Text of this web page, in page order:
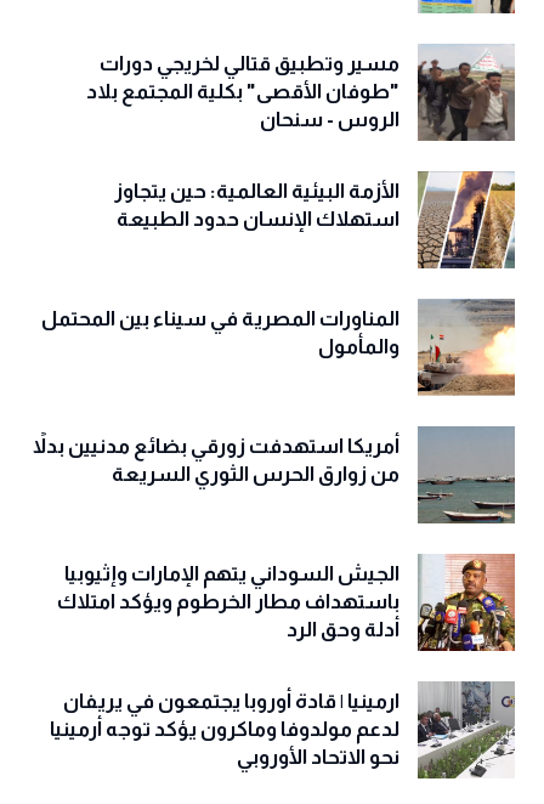
مسير وتطبيق قتالي لخريجي دورات
"طوفان الأقصى" بكلية المجتمع بلاد
الروس - سنحان
الأزمة البيئية العالمية: حين يتجاوز
استهلاك الإنسان حدود الطبيعة
المناورات المصرية في سيناء بين المحتمل
والمأمول
أمريكا استهدفت زورقي بضائع مدنيين بدلاً
من زوارق الحرس الثوري السريعة
الجيش السوداني يتهم الإمارات وإثيوبيا
باستهداف مطار الخرطوم ويؤكد امتلاك
أدلة وحق الرد
ارمينيا | قادة أوروبا يجتمعون في يريفان
لدعم مولدوفا وماكرون يؤكد توجه أرمينيا
نحو الاتحاد الأوروبي